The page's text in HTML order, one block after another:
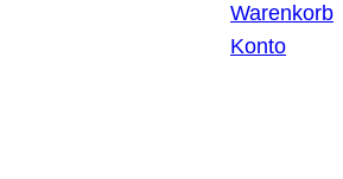
Warenkorb
Konto